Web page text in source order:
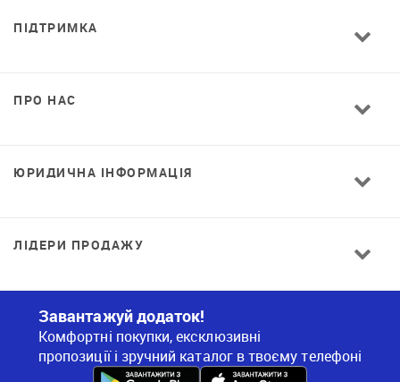
ПІДТРИМКА
ПРО НАС
ЮРИДИЧНА ІНФОРМАЦІЯ
ЛІДЕРИ ПРОДАЖУ
Завантажуй додаток!
Комфортні покупки, ексклюзивні
пропозиції і зручний каталог в твоєму телефоні